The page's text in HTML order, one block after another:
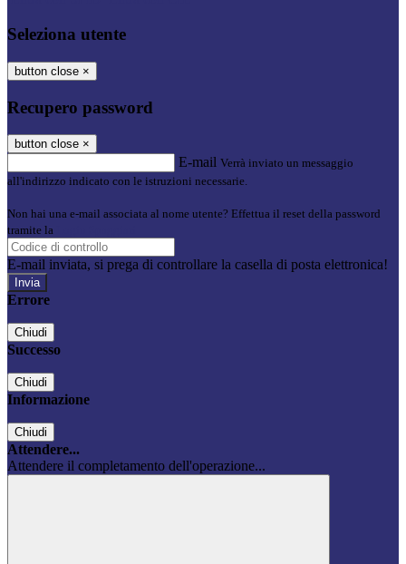
Seleziona utente
button close ×
Recupero password
button close ×
E-mail Verrà inviato un messaggio
all'indirizzo indicato con le istruzioni necessarie.
Non hai una e-mail associata al nome utente? Effettua il reset della password
tramite la
E-mail inviata, si prega di controllare la casella di posta elettronica!
Errore
Chiudi
Successo
Chiudi
Informazione
Chiudi
Attendere...
Attendere il completamento dell'operazione...